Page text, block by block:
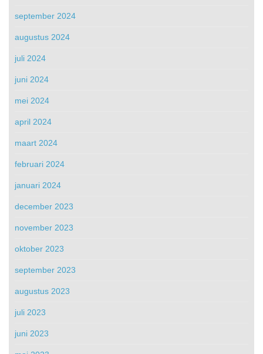
september 2024
augustus 2024
juli 2024
juni 2024
mei 2024
april 2024
maart 2024
februari 2024
januari 2024
december 2023
november 2023
oktober 2023
september 2023
augustus 2023
juli 2023
juni 2023